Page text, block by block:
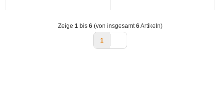
Zeige 1 bis 6(von insgesamt 6Artikeln)
1